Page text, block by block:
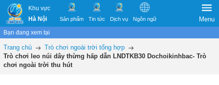
Khu vực
Hà Nội
Sản phẩm Tin tức Dịch vụ Ngôn ngữ Menu
Bạn đang xem tại
Trang chủ
Trò chơi ngoài trời tổng hợp
Trò chơi leo núi dây thừng hấp dẫn LNDTKB30 Dochoikinhbac- Trò
chơi ngoài trời thu hút